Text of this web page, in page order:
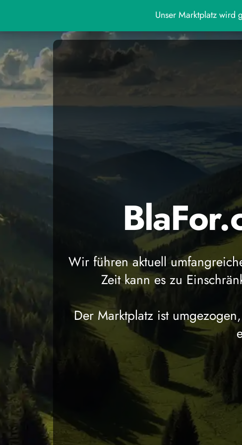
Wir führen aktuell
Zeit kann es zu
Der Marktplatz ist
Unser Marktplatz wird